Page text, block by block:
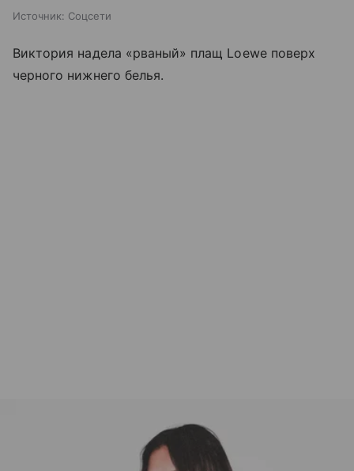
Источник: Соцсети
Виктория надела «рваный» плащ Loewe поверх
черного нижнего белья.